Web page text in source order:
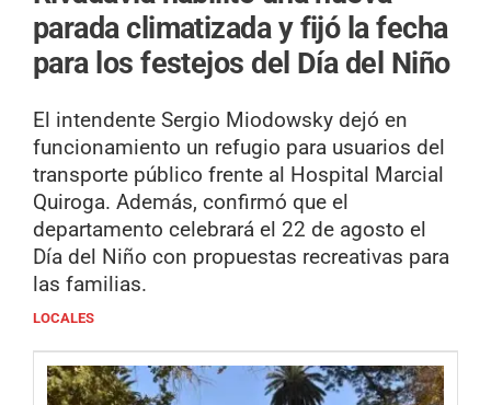
parada climatizada y fijó la fecha
para los festejos del Día del Niño
El intendente Sergio Miodowsky dejó en
funcionamiento un refugio para usuarios del
transporte público frente al Hospital Marcial
Quiroga. Además, confirmó que el
departamento celebrará el 22 de agosto el
Día del Niño con propuestas recreativas para
las familias.
LOCALES